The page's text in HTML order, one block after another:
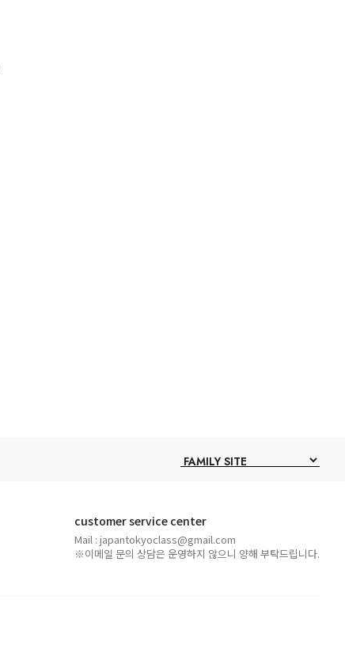
customer service center
Mail : japantokyoclass@gmail.com
※이메일 문의 상담은 운영하지 않으니 양해 부탁드립니다.